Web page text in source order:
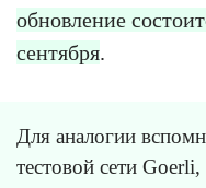
обновление
сентября.
Для аналогии
тестовой сети